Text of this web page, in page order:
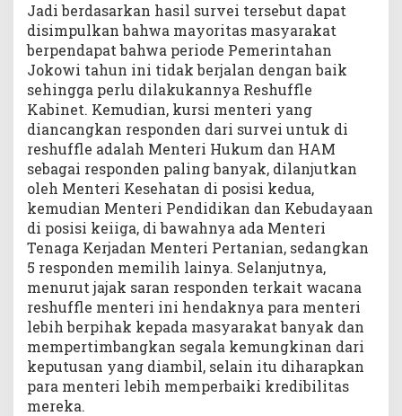
Jadi berdasarkan hasil survei tersebut dapat
disimpulkan bahwa mayoritas masyarakat
berpendapat bahwa periode Pemerintahan
Jokowi tahun ini tidak berjalan dengan baik
sehingga perlu dilakukannya Reshuffle
Kabinet. Kemudian, kursi menteri yang
diancangkan responden dari survei untuk di
reshuffle adalah Menteri Hukum dan HAM
sebagai responden paling banyak, dilanjutkan
oleh Menteri Kesehatan di posisi kedua,
kemudian Menteri Pendidikan dan Kebudayaan
di posisi keiiga, di bawahnya ada Menteri
Tenaga Kerjadan Menteri Pertanian, sedangkan
5 responden memilih lainya. Selanjutnya,
menurut jajak saran responden terkait wacana
reshuffle menteri ini hendaknya para menteri
lebih berpihak kepada masyarakat banyak dan
mempertimbangkan segala kemungkinan dari
keputusan yang diambil, selain itu diharapkan
para menteri lebih memperbaiki kredibilitas
mereka.